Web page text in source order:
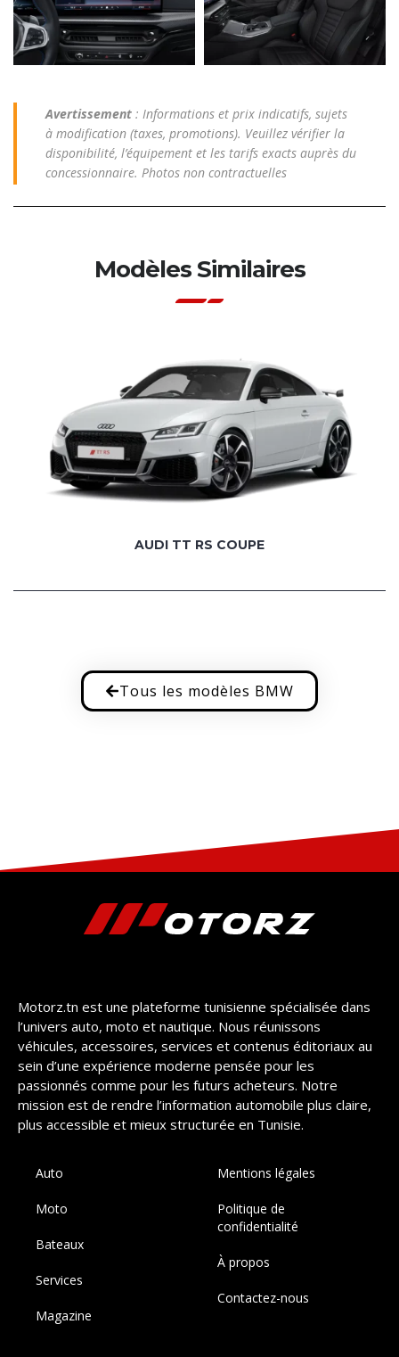
Avertissement : Informations et prix indicatifs, sujets
à modification (taxes, promotions). Veuillez vérifier la
disponibilité, l’équipement et les tarifs exacts auprès du
concessionnaire. Photos non contractuelles
Modèles Similaires
AUDI TT RS COUPE
Tous les modèles BMW
Motorz.tn est une plateforme tunisienne spécialisée dans
l’univers auto, moto et nautique. Nous réunissons
véhicules, accessoires, services et contenus éditoriaux au
sein d’une expérience moderne pensée pour les
passionnés comme pour les futurs acheteurs. Notre
mission est de rendre l’information automobile plus claire,
plus accessible et mieux structurée en Tunisie.
Auto
Moto
Bateaux
Services
Magazine
Mentions légales
Politique de
confidentialité
À propos
Contactez-nous